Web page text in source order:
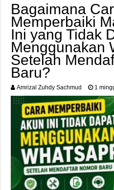
Bagaimana
Memperbaiki
Ini yang Tidak
Menggunakan
Setelah
Baru?
Amrizal Zuhdy Sachmud 1